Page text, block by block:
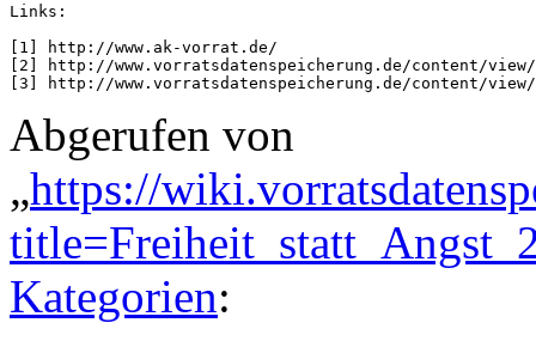
Links:
[1] http://www.ak-vorrat.de/
[2] http://www.vorratsdatenspeicherung.de/content/
[3] http://www.vorratsdatenspeicherung.de/content/
Abgerufen von
„https://
Kategorien: